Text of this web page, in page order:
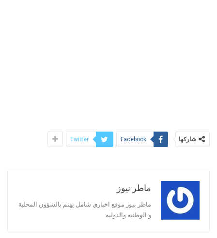
شاركها Facebook
Twitter
ماطر نيوز
ماطر نيوز موقع اخباري شامل يهتم بالشؤون المحلية
و الوطنية والدولية